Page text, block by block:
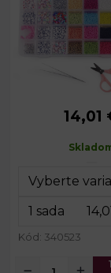
Rozmery14,01
Kód: 340523